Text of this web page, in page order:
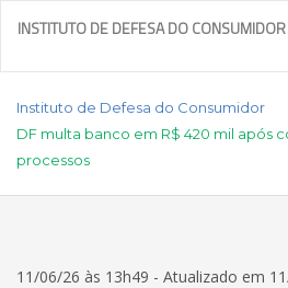
INSTITUTO DE DEFESA DO CONSUMIDOR
Instituto de Defesa do Consumidor
DF multa banco em R$ 420 mil após
processos
11/06/26 às 13h49 - Atualizado em